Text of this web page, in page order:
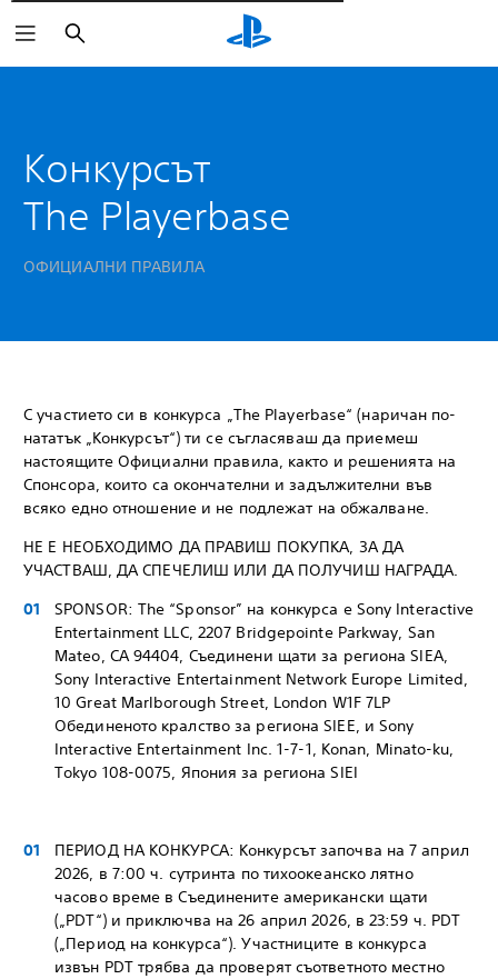
Търсене
Конкурсът
The Playerbase
ОФИЦИАЛНИ ПРАВИЛА
С участието си в конкурса „The Playerbase“ (наричан по-
нататък „Конкурсът“) ти се съгласяваш да приемеш
настоящите Официални правила, както и решенията на
Спонсора, които са окончателни и задължителни във
всяко едно отношение и не подлежат на обжалване.
НЕ Е НЕОБХОДИМО ДА ПРАВИШ ПОКУПКА, ЗА ДА
УЧАСТВАШ, ДА СПЕЧЕЛИШ ИЛИ ДА ПОЛУЧИШ НАГРАДА.
SPONSOR: The “Sponsor” на конкурса е Sony Interactive
Entertainment LLC, 2207 Bridgepointe Parkway, San
Mateo, CA 94404, Съединени щати за региона SIEA,
Sony Interactive Entertainment Network Europe Limited,
10 Great Marlborough Street, London W1F 7LP
Обединеното кралство за региона SIEE, и Sony
Interactive Entertainment Inc. 1-7-1, Konan, Minato-ku,
Tokyo 108-0075, Япония за региона SIEI
ПЕРИОД НА КОНКУРСА: Конкурсът започва на 7 април
2026, в 7:00 ч. сутринта по тихоокеанско лятно
часово време в Съединените американски щати
(„PDT“) и приключва на 26 април 2026, в 23:59 ч. PDT
(„Период на конкурса“). Участниците в конкурса
извън PDT трябва да проверят съответното местно